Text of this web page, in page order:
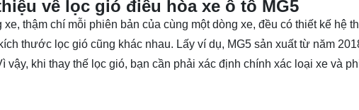
về lọc gió điều hòa xe ô tô MG5
xe, thậm chí mỗi phiên bản của cùng một dòng xe, đều có thiết kế hệ
thước lọc gió cũng khác nhau. Lấy ví dụ, MG5 sản xuất từ năm
vậy, khi thay thế lọc gió, bạn cần phải xác định chính xác loại xe và